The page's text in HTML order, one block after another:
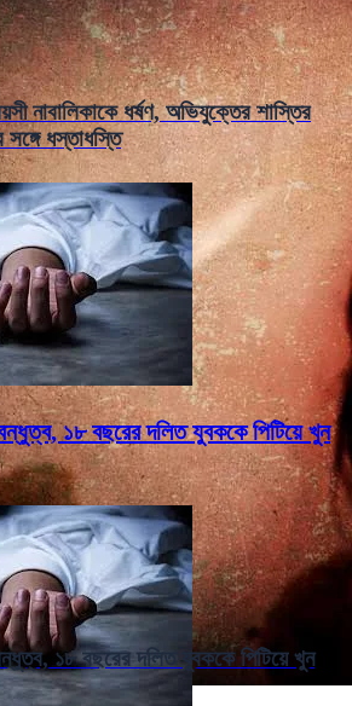
নাবালিকাকে ধর্ষণ, অভিযুক্তের শাস্তির
সঙ্গে ধস্তাধস্তি
বন্ধুত্ব, ১৮ বছরের দলিত যুবককে পিটিয়ে খুন
১৮ বছরের দলিত যুবককে পিটিয়ে খুন